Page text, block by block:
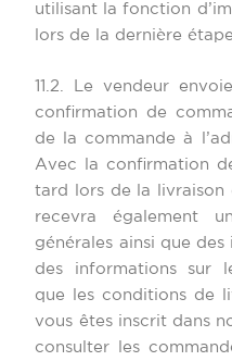
utilisant la fonction
lors de la dernière
11.2. Le vendeur
confirmation de
de la commande à
Avec la confirmation
tard lors de la livraison
recevra également
générales ainsi que
des informations sur
que les conditions de
vous êtes inscrit dans
consulter les